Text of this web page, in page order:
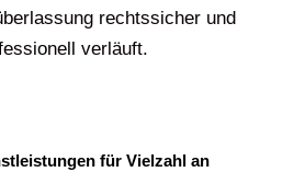
rechtssicher und
verläuft.
für Vielzahl an